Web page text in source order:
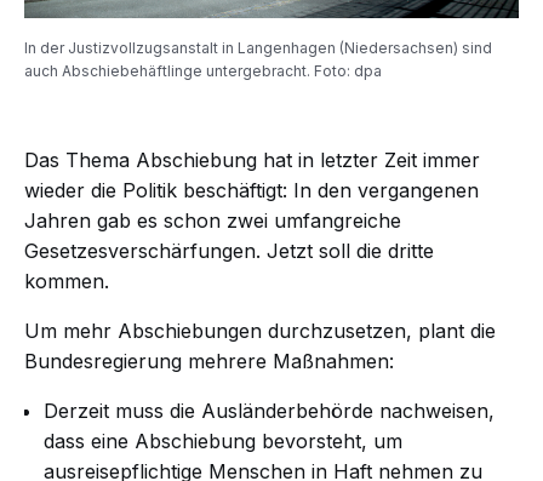
In der Justizvollzugsanstalt in Langenhagen (Niedersachsen) sind
auch Abschiebehäftlinge untergebracht. Foto: dpa
Das Thema Abschiebung hat in letzter Zeit immer
wieder die Politik beschäftigt: In den vergangenen
Jahren gab es schon zwei umfangreiche
Gesetzesverschärfungen. Jetzt soll die dritte
kommen.
Um mehr Abschiebungen durchzusetzen, plant die
Bundesregierung mehrere Maßnahmen:
Derzeit muss die Ausländerbehörde nachweisen,
dass eine Abschiebung bevorsteht, um
ausreisepflichtige Menschen in Haft nehmen zu